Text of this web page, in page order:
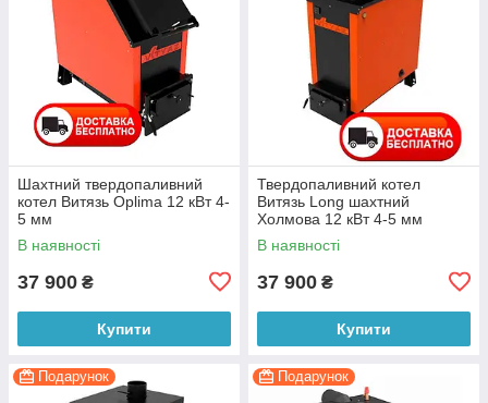
Шахтний твердопаливний
котел Витязь Oplima 12 кВт 4-
5 мм
В наявності
37 900 ₴
Купити
Твердопаливний котел
Витязь Long шахтний
Холмова 12 кВт 4-5 мм
(утилізатор)
В наявності
37 900 ₴
Купити
Подарунок Подарунок